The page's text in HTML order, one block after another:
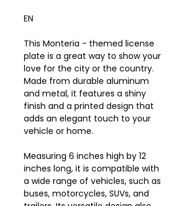
EN
This Monteria - themed license
plate is a great way to show your
love for the city or the country.
Made from durable aluminum
and metal, it features a shiny
finish and a printed design that
adds an elegant touch to your
vehicle or home.
Measuring 6 inches high by 12
inches long, it is compatible with
a wide range of vehicles, such as
buses, motorcycles, SUVs, and